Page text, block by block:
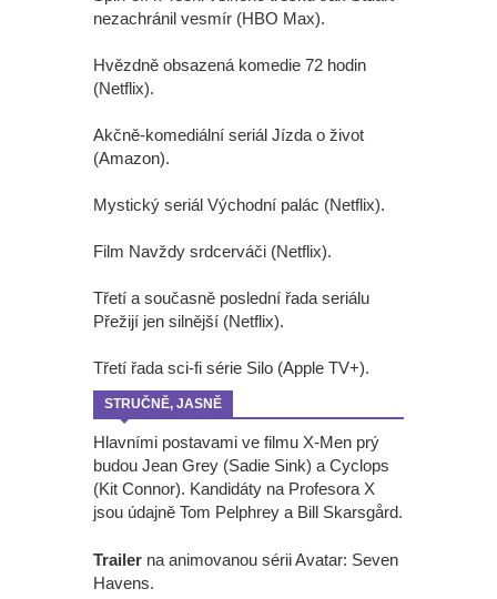
nezachránil vesmír (HBO Max).
Hvězdně obsazená komedie 72 hodin
(Netflix).
Akčně-komediální seriál Jízda o život
(Amazon).
Mystický seriál Východní palác (Netflix).
Film Navždy srdcerváči (Netflix).
Třetí a současně poslední řada seriálu
Přežijí jen silnější (Netflix).
Třetí řada sci-fi série Silo (Apple TV+).
STRUČNĚ, JASNĚ
Hlavními postavami ve filmu X-Men prý
budou Jean Grey (Sadie Sink) a Cyclops
(Kit Connor). Kandidáty na Profesora X
jsou údajně Tom Pelphrey a Bill Skarsgård.
Trailer na animovanou sérii Avatar: Seven
Havens.